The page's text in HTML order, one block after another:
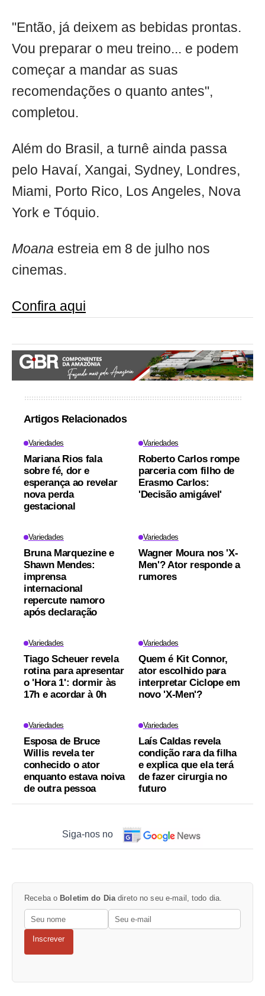
"Então, já deixem as bebidas prontas.
Vou preparar o meu treino... e podem
começar a mandar as suas
recomendações o quanto antes",
completou.
Além do Brasil, a turnê ainda passa
pelo Havaí, Xangai, Sydney, Londres,
Miami, Porto Rico, Los Angeles, Nova
York e Tóquio.
Moana estreia em 8 de julho nos
cinemas.
Confira aqui
Artigos Relacionados
Variedades
Mariana Rios fala
sobre fé, dor e
esperança ao revelar
nova perda
gestacional
Variedades
Roberto Carlos rompe
parceria com filho de
Erasmo Carlos:
'Decisão amigável'
Variedades
Bruna Marquezine e
Shawn Mendes:
imprensa
internacional
repercute namoro
após declaração
Variedades
Wagner Moura nos 'X-
Men'? Ator responde a
rumores
Variedades
Tiago Scheuer revela
rotina para apresentar
o 'Hora 1': dormir às
17h e acordar à 0h
Variedades
Quem é Kit Connor,
ator escolhido para
interpretar Ciclope em
novo 'X-Men'?
Variedades
Esposa de Bruce
Willis revela ter
conhecido o ator
enquanto estava noiva
de outra pessoa
Variedades
Laís Caldas revela
condição rara da filha
e explica que ela terá
de fazer cirurgia no
futuro
Siga-nos no
Receba o Boletim do Dia direto no seu e-mail, todo dia.
Inscrever